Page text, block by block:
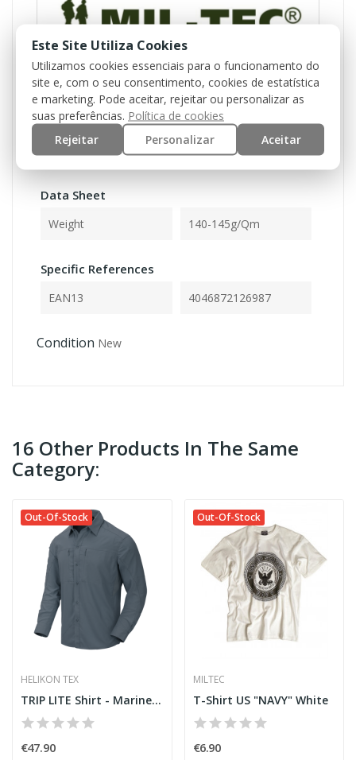
Reference 11060002-S
In stock 0 Items
Data Sheet
Weight 140-145g/qm
Specific References
EAN13 4046872126987
Condition New
16 Other Products In The Same
Category:
Out-Of-Stock
HELIKON TEX
TRIP LITE Shirt - Marine Cobalt [Helikon-Tex]
€47.90
Out-Of-Stock
MILTEC
T-Shirt US "NAVY" White
€6.90
Este Site Utiliza Cookies
Utilizamos cookies essenciais para o funcionamento do
site e, com o seu consentimento, cookies de estatística
e marketing. Pode aceitar, rejeitar ou personalizar as
suas preferências. Política de cookies
Rejeitar
Personalizar Aceitar